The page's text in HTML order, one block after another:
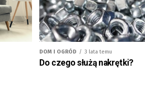
DOM I OGRÓD 3 lata temu
Do czego służą nakrętki?